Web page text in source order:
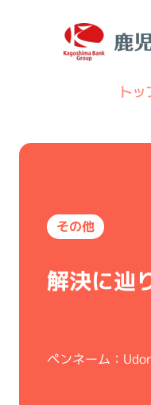
トッ
その他
解決に辿
ペンネーム：